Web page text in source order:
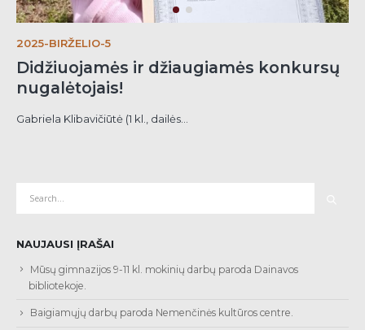
2025-BIRŽELIO-5
Didžiuojamės ir džiaugiamės konkursų
nugalėtojais!
Gabriela Klibavičiūtė (1 kl., dailės...
NAUJAUSI ĮRAŠAI
Mūsų gimnazijos 9-11 kl. mokinių darbų paroda Dainavos
bibliotekoje.
Baigiamųjų darbų paroda Nemenčinės kultūros centre.